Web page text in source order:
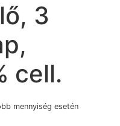
3
cell.
mennyiség esetén